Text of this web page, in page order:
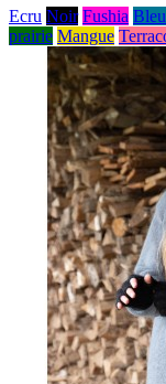
Ecru Noir Fushia
prairie Mangue